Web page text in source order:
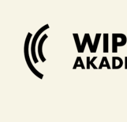
springen